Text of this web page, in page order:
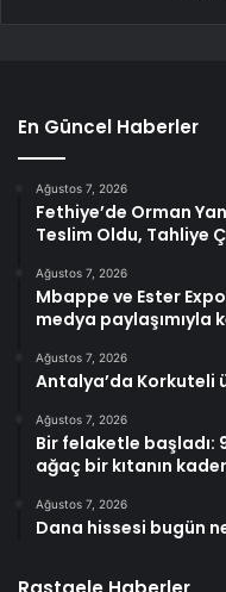
En Güncel Haberler
Ağustos 7, 2026
Fethiye’de Orman
Teslim Oldu, Tahliye
Ağustos 7, 2026
Mbappe ve Ester
medya paylaşımıyla
Ağustos 7, 2026
Antalya’da
Ağustos 7, 2026
Bir felaketle başladı:
ağaç bir kıtanın
Ağustos 7, 2026
Dana hissesi bugün